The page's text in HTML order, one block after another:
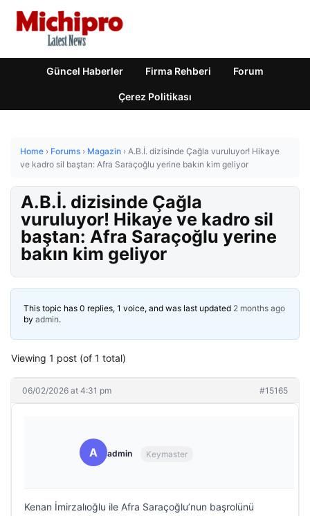
Güncel Haberler Firma Rehberi Forum
Çerez Politikası
Home › Forums › Magazin › A.B.İ. dizisinde Çağla vuruluyor! Hikaye
ve kadro sil baştan: Afra Saraçoğlu yerine bakın kim geliyor
A.B.İ. dizisinde Çağla
vuruluyor! Hikaye ve kadro sil
baştan: Afra Saraçoğlu yerine
bakın kim geliyor
This topic has 0 replies, 1 voice, and was last updated 2 months ago
by admin.
Viewing 1 post (of 1 total)
06/02/2026 at 4:31 pm #15165
A admin Keymaster
Kenan İmirzalıoğlu ile Afra Saraçoğlu’nun başrolünü